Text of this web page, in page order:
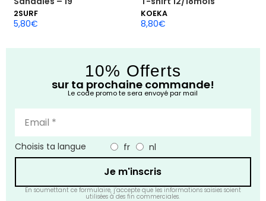
2SURF
5,80€
KOEKA
8,80€
10% Offerts
sur ta prochaine commande!
Le code promo te sera envoyé par mail
Choisis ta langue fr nl
Je m'inscris
En soumettant ce formulaire, j’accepte que les informations saisies soient
utilisées à des fin commerciales.